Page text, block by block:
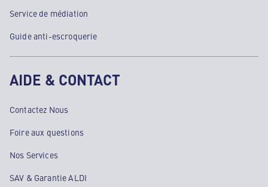
Service de médiation
Guide anti-escroquerie
AIDE & CONTACT
Contactez Nous
Foire aux questions
Nos Services
SAV & Garantie ALDI